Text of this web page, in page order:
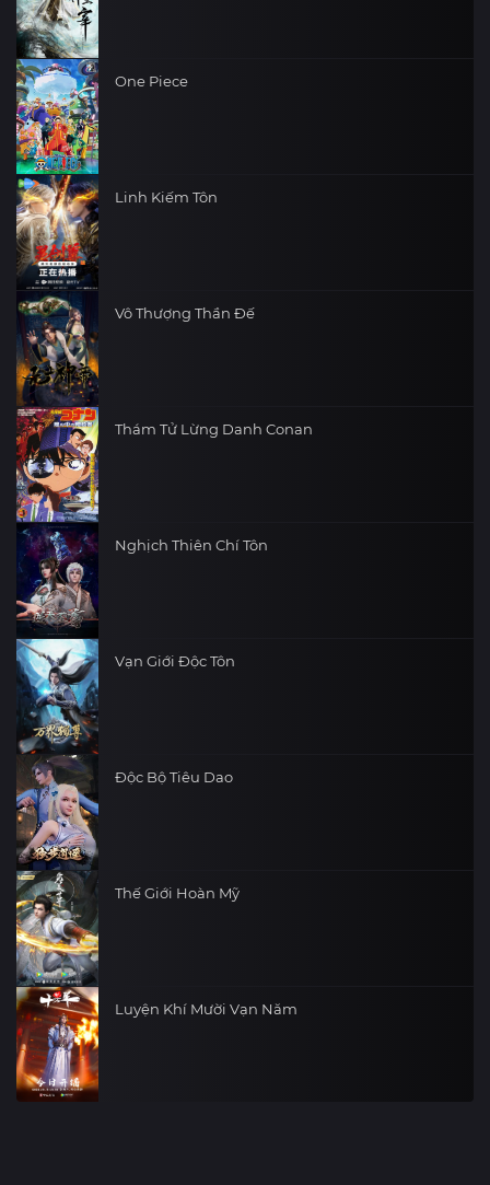
One Piece
Linh Kiếm Tôn
Vô Thượng Thần Đế
Thám Tử Lừng Danh Conan
Nghịch Thiên Chí Tôn
Vạn Giới Độc Tôn
Độc Bộ Tiêu Dao
Thế Giới Hoàn Mỹ
Luyện Khí Mười Vạn Năm